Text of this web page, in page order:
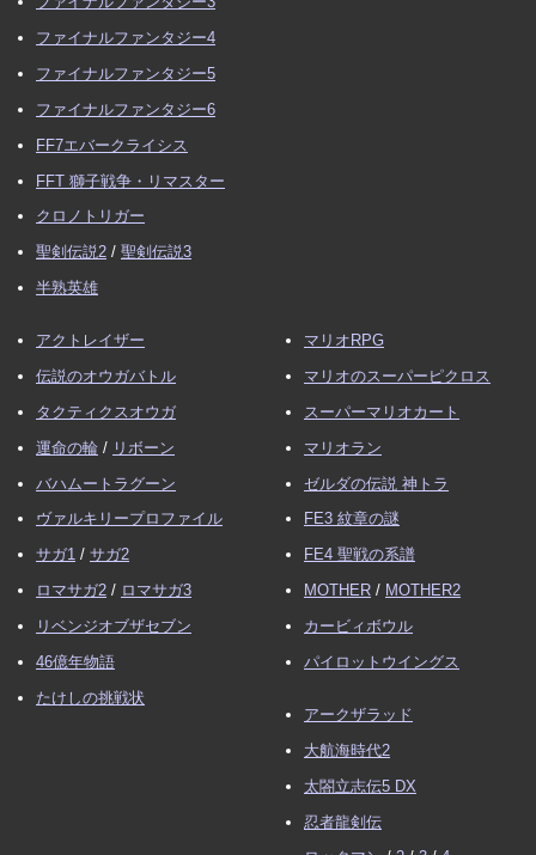
ファイナルファンタジー4
ファイナルファンタジー5
ファイナルファンタジー6
FF7エバークライシス
FFT 獅子戦争・リマスター
クロノトリガー
聖剣伝説2 / 聖剣伝説3
半熟英雄
アクトレイザー
伝説のオウガバトル
タクティクスオウガ
運命の輪 / リボーン
バハムートラグーン
ヴァルキリープロファイル
サガ1 / サガ2
ロマサガ2 / ロマサガ3
リベンジオブザセブン
46億年物語
たけしの挑戦状
マリオRPG
マリオのスーパーピクロス
スーパーマリオカート
マリオラン
ゼルダの伝説 神トラ
FE3 紋章の謎
FE4 聖戦の系譜
MOTHER / MOTHER2
カービィボウル
パイロットウイングス
アークザラッド
大航海時代2
太閤立志伝5 DX
忍者龍剣伝